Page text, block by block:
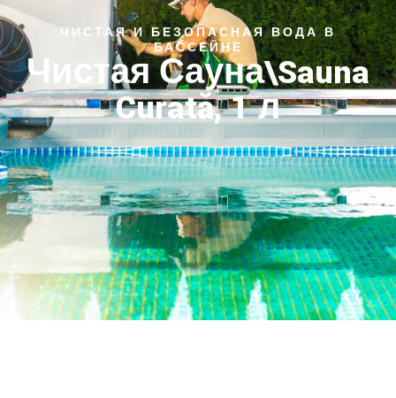
ЧИСТАЯ И БЕЗОПАСНАЯ ВОДА В
БАССЕЙНЕ
Чистая Сауна\Sauna
Curată, 1 л